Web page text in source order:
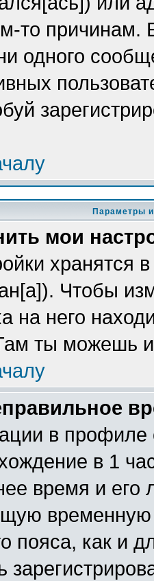
то причинам.
одного
Параметры
мои
хранятся
Чтобы
на него
ты можешь
в
в 1
время и его
временную
пояса, как и